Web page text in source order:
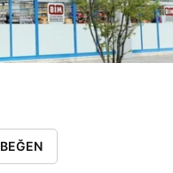
BEĞEN